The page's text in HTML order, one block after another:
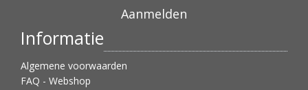
Informatie
Algemene voorwaarden
FAQ - Webshop